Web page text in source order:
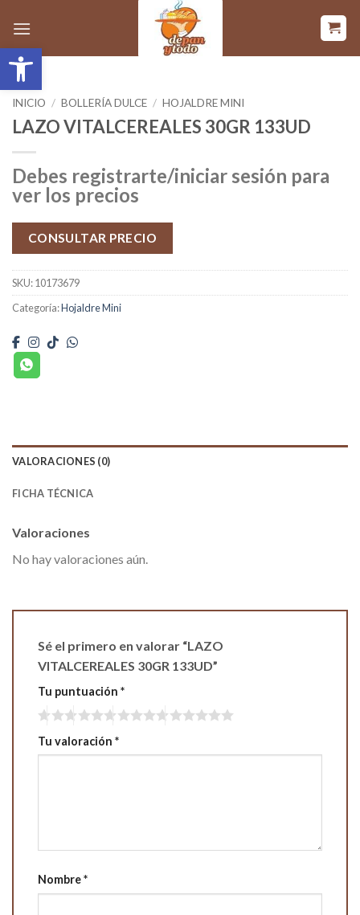
Abrir barra de herramientas
contenido
INICIO / BOLLERÍA DULCE / HOJALDRE MINI
LAZO VITALCEREALES 30GR 133UD
Debes registrarte/iniciar sesión para
ver los precios
CONSULTAR PRECIO
SKU:10173679
Categoría:Hojaldre Mini
VALORACIONES (0)
FICHA TÉCNICA
Valoraciones
No hay valoraciones aún.
Sé el primero en valorar “LAZO
VITALCEREALES 30GR 133UD”
Tu puntuación *
Tu valoración *
Nombre*